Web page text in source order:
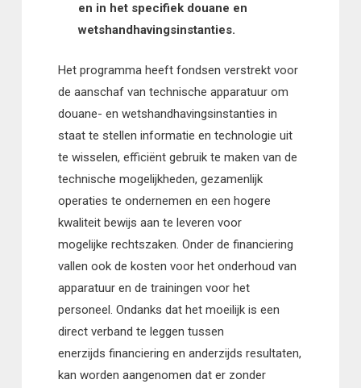
en in het specifiek douane en
wetshandhavingsinstanties.
Het programma heeft fondsen verstrekt voor
de aanschaf van technische apparatuur om
douane- en wetshandhavingsinstanties in
staat te stellen informatie en technologie uit
te wisselen, efficiënt gebruik te maken van de
technische mogelijkheden, gezamenlijk
operaties te ondernemen en een hogere
kwaliteit bewijs aan te leveren voor
mogelijke rechtszaken. Onder de financiering
vallen ook de kosten voor het onderhoud van
apparatuur en de trainingen voor het
personeel. Ondanks dat het moeilijk is een
direct verband te leggen tussen
enerzijds financiering en anderzijds resultaten,
kan worden aangenomen dat er zonder